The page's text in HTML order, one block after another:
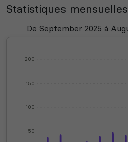
Statistiques mensuelles
50
100
150
200